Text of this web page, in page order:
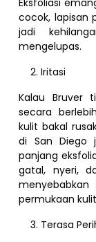
cocok, lapisan
jadi
mengelupas.
Iritasi
Kalau Bruver
secara
kulit bakal
di San Diego
panjang
gatal, nyeri,
permukaan
Terasa